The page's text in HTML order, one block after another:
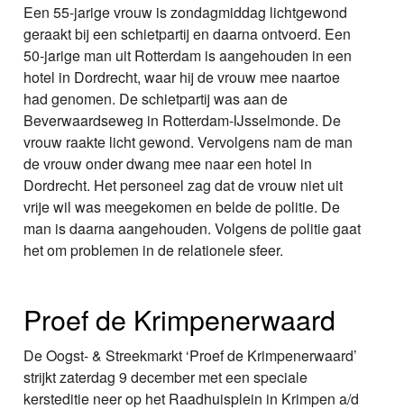
Een 55-jarige vrouw is zondagmiddag lichtgewond
geraakt bij een schietpartij en daarna ontvoerd. Een
50-jarige man uit Rotterdam is aangehouden in een
hotel in Dordrecht, waar hij de vrouw mee naartoe
had genomen. De schietpartij was aan de
Beverwaardseweg in Rotterdam-IJsselmonde. De
vrouw raakte licht gewond. Vervolgens nam de man
de vrouw onder dwang mee naar een hotel in
Dordrecht. Het personeel zag dat de vrouw niet uit
vrije wil was meegekomen en belde de politie. De
man is daarna aangehouden. Volgens de politie gaat
het om problemen in de relationele sfeer.
Proef de Krimpenerwaard
De Oogst- & Streekmarkt ‘Proef de Krimpenerwaard’
strijkt zaterdag 9 december met een speciale
kersteditie neer op het Raadhuisplein in Krimpen a/d